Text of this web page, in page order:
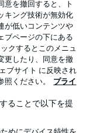
設定を管理する
意を撤回すると、ト
キング技術が無効化
が低いコンテンツや
ブページの下にある
クするとこのメニュ
更したり、同意を撤
ブサイト に反映され
照ください。
プライ
ることで以下を提